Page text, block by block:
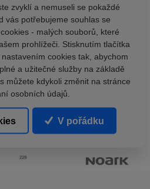
zvyklí a nemuseli se pokaždé
vás potřebujeme souhlas se
- malých souborů, které
prohlížeči. Stisknutím tlačítka
nastavením cookies tak, abychom
a užitečné služby na základě
můžete kdykoli změnit na stránce
osobních údajů.
V pořádku